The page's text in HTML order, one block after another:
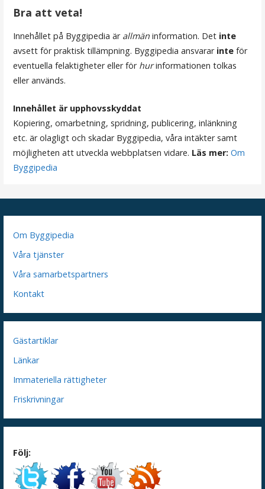
g
e
n
g
Bra att veta!
Innehållet på Byggipedia är allmän information. Det inte
avsett för praktisk tillämpning. Byggipedia ansvarar inte för
eventuella felaktigheter eller för hurinformationen tolkas
eller används.
Innehållet är upphovsskyddat
Kopiering, omarbetning, spridning, publicering, inlänkning
etc. är olagligt och skadar Byggipedia, våra intäkter samt
möjligheten att utveckla webbplatsen vidare. Läs mer: Om
Byggipedia
Om Byggipedia
Våra tjänster
Våra samarbetspartners
Kontakt
Gästartiklar
Länkar
Immateriella rättigheter
Friskrivningar
Följ: